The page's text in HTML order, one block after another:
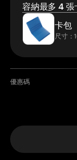
容納最多 4 張
卡包
尺寸：
優惠碼